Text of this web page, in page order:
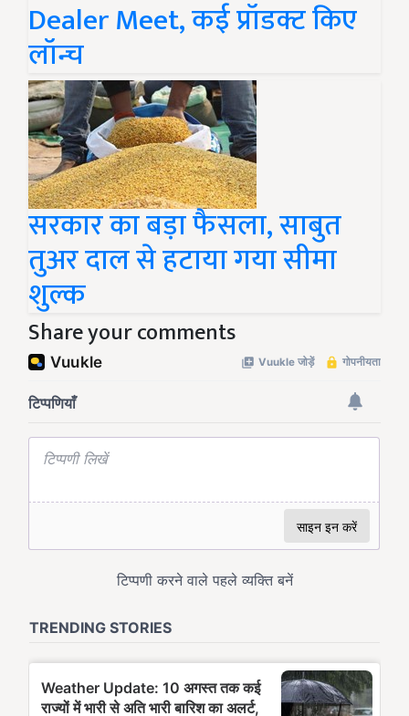
Dealer Meet, कई प्रॉडक्ट किए
लॉन्च
सरकार का बड़ा फैसला, साबुत
तुअर दाल से हटाया गया सीमा
शुल्क
Share your comments